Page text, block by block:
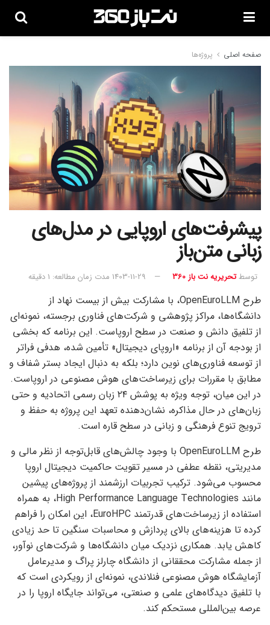
صفحه اصلی پروژه‌ها
پیشرفت‌های اروپایی در مدل‌های
زبانی متن‌باز
توسطتحریریه نت باز 360 1403-11-29 مدت زمان مطالعه: 1 دقیقه
طرح OpenEuroLLM، با مشارکت بیش از بیست نهاد از
دانشگاه‌ها، مراکز پژوهشی و شرکت‌های فناوری برجسته، نمونه‌ای
از تلفیق دانش و صنعت در سطح اروپاست. این برنامه که بخشی
از بودجه آن از برنامه «اروپای دیجیتال» تأمین شده، هدفی فراتر
از توسعه فناوری‌های نوین دارد؛ بلکه به دنبال ایجاد بستر شفاف و
مطابق با مقررات برای زیرساخت‌های هوش مصنوعی در اروپاست.
در این میان، توجه ویژه به پوشش ۲۴ زبان رسمی اتحادیه و حتی
زبان‌های در حال مذاکره، نشان‌دهنده تعهد این پروژه به حفظ و
ترویج تنوع فرهنگی و زبانی در سطح قاره است.
طرح OpenEuroLLM با وجود چالش‌های قابل‌توجه از نظر مالی و
مدیریتی، نقطه عطفی در مسیر تقویت حاکمیت دیجیتال اروپا
محسوب می‌شود. ترکیب تجربیات ارزشمند از پروژه‌های پیشین
مانند High Performance Language Technologies، به همراه
استفاده از زیرساخت‌های قدرتمند EuroHPC، این امکان را فراهم
کرده تا هزینه‌های بالای پردازش و محاسبات سنگین تا حد زیادی
کاهش یابد. همکاری نزدیک میان دانشگاه‌ها و شرکت‌های نوآور،
از جمله مشارکت محققانی از دانشگاه چارلز پراگ و مدیرعامل
آزمایشگاه هوش مصنوعی فنلاندی، نمونه‌ای از رویکردی است که
با تلفیق دیدگاه‌های علمی و صنعتی، می‌تواند جایگاه اروپا را در
عرصه بین‌المللی مستحکم کند.